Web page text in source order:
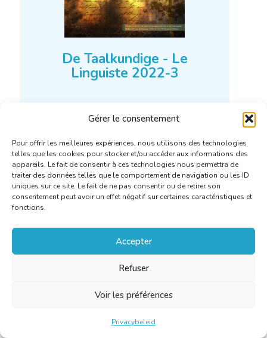
Gérer le consentement
Pour offrir les meilleures expériences, nous utilisons des technologies
telles que les cookies pour stocker et/ou accéder aux informations des
appareils. Le fait de consentir à ces technologies nous permettra de
traiter des données telles que le comportement de navigation ou les ID
uniques sur ce site. Le fait de ne pas consentir ou de retirer son
consentement peut avoir un effet négatif sur certaines caractéristiques et
fonctions.
Accepter
Refuser
Voir les préférences
Privacybeleid
De Taalkundige - Le
Linguiste 2022-3
Meer weten